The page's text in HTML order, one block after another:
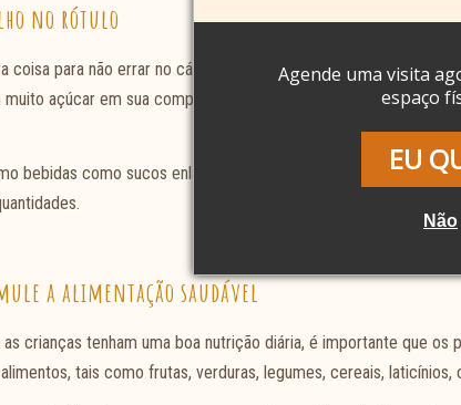
Agende uma visita
espaço
EU
Não
no rótulo
coisa para não errar no cálculo da quantidade de açúcar é ficar
açúcar em sua composição, e basta uma pequena porção
bebidas como sucos enlatados possuem uma alta
a alimentação saudável
as crianças tenham uma boa nutrição diária, é importante que os
tais como frutas, verduras, legumes, cereais, laticínios,